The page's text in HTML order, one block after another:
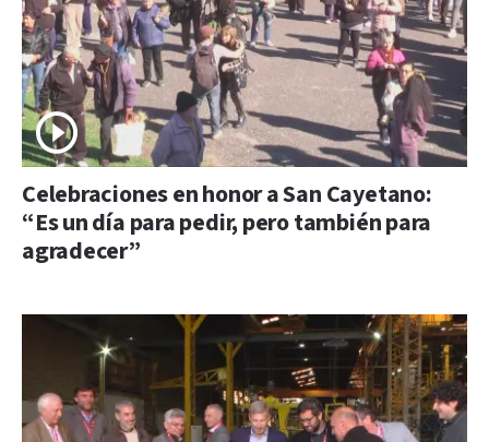
Celebraciones en honor a San Cayetano:
“Es un día para pedir, pero también para
agradecer”